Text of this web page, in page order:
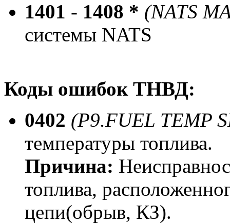
1401 - 1408 * (NATS
системы NATS
Коды ошибок ТНВД:
0402 (P9.FUEL TEMP
температуры топлива.
Причина:
топлива,
цепи(обрыв, КЗ).